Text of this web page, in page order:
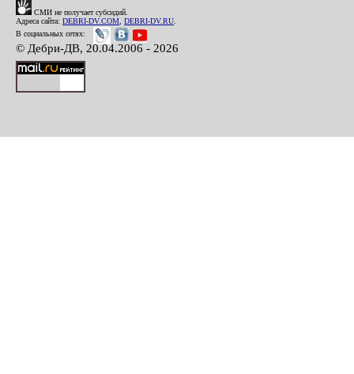
СМИ не получает субсидий.
Адреса сайта: DEBRI-DV.COM DEBRI-DV.RU
В социальных сетях:
© Дебри-ДВ, 20.04.2006 - 2026